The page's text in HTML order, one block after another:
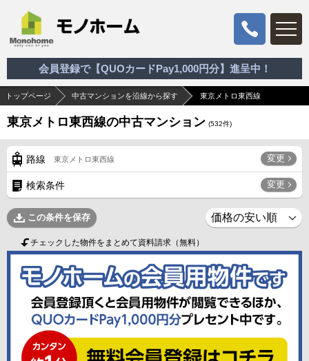
会員登録で【QUOカードPay1,000円分】進呈中！
トップページ 中古マンションを沿線から探す 東京メトロ東西線
東京メトロ東西線の中古マンション (532件)
路線 東京メトロ東西線 変更
検索条件 変更
この条件を保存
チェックした物件をまとめて資料請求（無料）